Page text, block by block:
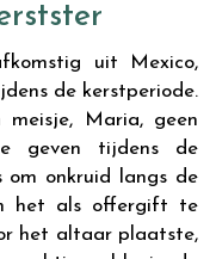
uit Mexico,
de kerstperiode.
Maria, geen
geven tijdens de
om onkruid langs de
het als offergift te
het altaar plaatste,